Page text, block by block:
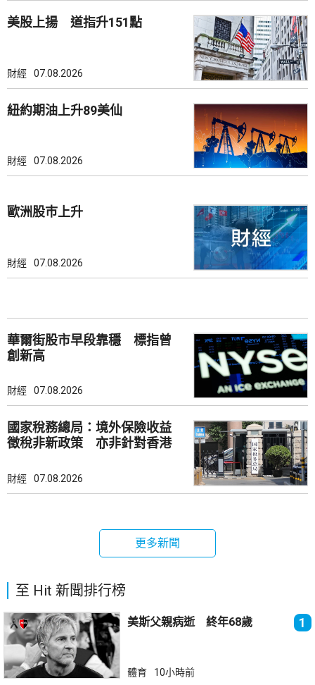
美股上揚 道指升151點
財經 07.08.2026
紐約期油上升89美仙
財經 07.08.2026
歐洲股巿上升
財經 07.08.2026
華爾街股市早段靠穩 標指曾
創新高
財經 07.08.2026
國家稅務總局：境外保險收益
徵稅非新政策 亦非針對香港
財經 07.08.2026
更多新聞
至 Hit 新聞排行榜
美斯父親病逝 終年68歲 1
體育 10小時前